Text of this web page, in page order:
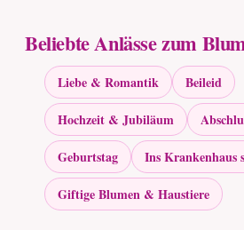
Beliebte Anlässe zum
Liebe & Romantik
Beileid
Hochzeit & Jubiläum
Geburtstag
Ins Krankenhaus
Giftige Blumen & Haustiere